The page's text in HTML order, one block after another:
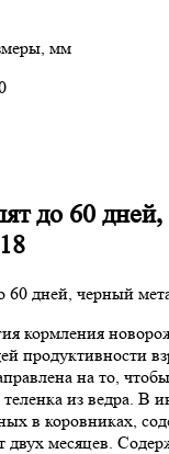
мм
до 60
кормления
продуктивности
на то,
из ведра. В
в коровниках,
двух месяцев.